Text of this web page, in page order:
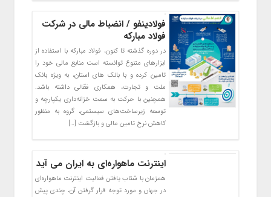
فولادینفو / انضباط مالی در شرکت
فولاد مبارکه
در دوره گذشته تا کنون، فولاد مبارکه با استفاده از
ابزارهای متنوع توانسته است منابع مالی خود را
تامین کرده و با بانک های استان، به ویژه بانک
ملت و تجارت، همکاری فعّالی داشته باشد.
همچنین با حرکت به سمت خزانه‌داری یکپارچه و
توسعه زیرساخت‌های سیستمی، گروه به منظور
کاهش نرخ تامین مالی و بازگشت […]
اینترنت ماهواره‌ای به ایران می آید
همزمان با شتاب یافتن فعالیت اینترنت ماهواره‌ای
در جهان و مورد توجه قرار گرفتن آن، چندی پیش